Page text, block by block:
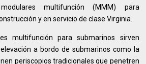
multifunción (MMM) para
y en servicio de clase Virginia.
multifunción para submarinos sirven
a bordo de submarinos como la
periscopios tradicionales que penetren